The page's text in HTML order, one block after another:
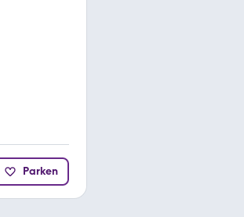
Parken